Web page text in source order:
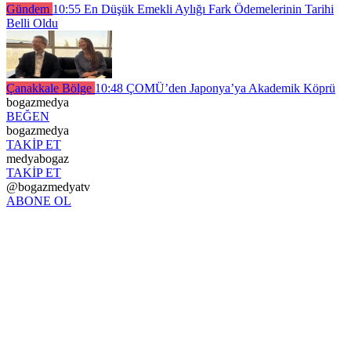
Gündem 10:55 En Düşük Emekli Aylığı Fark Ödemelerinin Tarihi
Belli Oldu
Çanakkale Bölge 10:48 ÇOMÜ’den Japonya’ya Akademik Köprü
bogazmedya
BEĞEN
bogazmedya
TAKİP ET
medyabogaz
TAKİP ET
@bogazmedyatv
ABONE OL